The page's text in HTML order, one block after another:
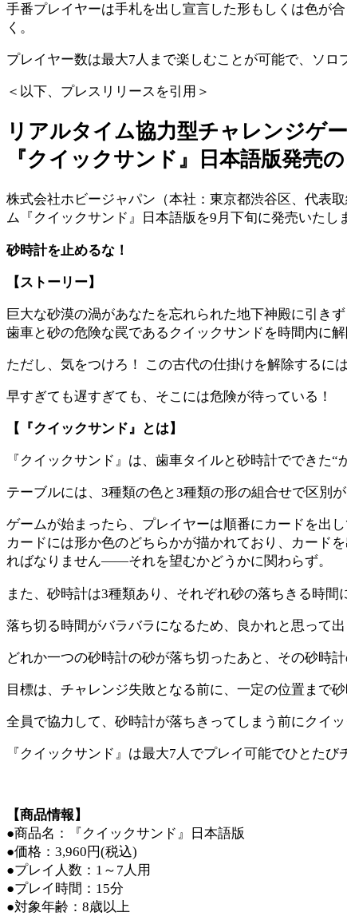
手番プレイヤーは手札を出し宣言した形もしくは色が
く。
プレイヤー数は最大7人まで楽しむことが可能で、ソ
＜以下、プレスリリースを引用＞
リアルタイム協力型チャレンジゲ
『クイックサンド』日本語版発売
株式会社ホビージャパン（本社：東京都渋谷区、代表
ム『クイックサンド』日本語版を9月下旬に発売いたし
砂時計を止めるな！
【ストーリー】
巨大な砂漠の渦があなたを忘れられた地下神殿に引きず
歯車と砂の危険な罠であるクイックサンドを時間内に
ただし、気をつけろ！ この古代の仕掛けを解除する
早すぎても遅すぎても、そこには危険が待っている！
【『クイックサンド』とは】
『クイックサンド』は、歯車タイルと砂時計でできた
テーブルには、3種類の色と3種類の形の組合せで区別
ゲームが始まったら、プレイヤーは順番にカードを出し
カードには形か色のどちらかが描かれており、カード
ればなりません――それを望むかどうかに関わらず。
また、砂時計は3種類あり、それぞれ砂の落ちきる時間
落ち切る時間がバラバラになるため、良かれと思って
どれか一つの砂時計の砂が落ち切ったあと、その砂時
目標は、チャレンジ失敗となる前に、一定の位置まで砂
全員で協力して、砂時計が落ちきってしまう前にクイ
『クイックサンド』は最大7人でプレイ可能でひとた
【商品情報】
●商品名：『クイックサンド』日本語版
●価格：3,960円(税込)
●プレイ人数：1～7人用
●プレイ時間：15分
●対象年齢：8歳以上